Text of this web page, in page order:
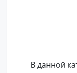
В данной